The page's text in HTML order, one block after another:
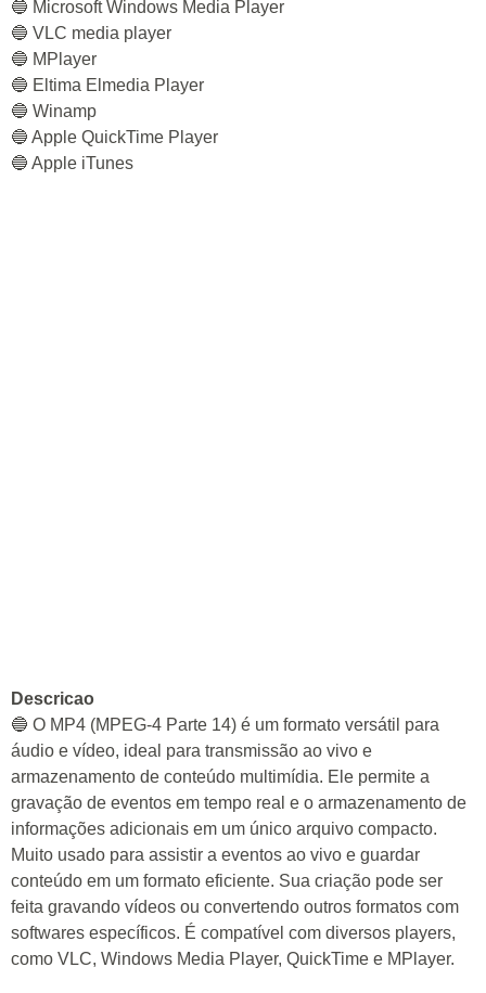
🔵 Microsoft Windows Media Player
🔵 VLC media player
🔵 MPlayer
🔵 Eltima Elmedia Player
🔵 Winamp
🔵 Apple QuickTime Player
🔵 Apple iTunes
Descricao
🔵 O MP4 (MPEG-4 Parte 14) é um formato versátil para
áudio e vídeo, ideal para transmissão ao vivo e
armazenamento de conteúdo multimídia. Ele permite a
gravação de eventos em tempo real e o armazenamento de
informações adicionais em um único arquivo compacto.
Muito usado para assistir a eventos ao vivo e guardar
conteúdo em um formato eficiente. Sua criação pode ser
feita gravando vídeos ou convertendo outros formatos com
softwares específicos. É compatível com diversos players,
como VLC, Windows Media Player, QuickTime e MPlayer.